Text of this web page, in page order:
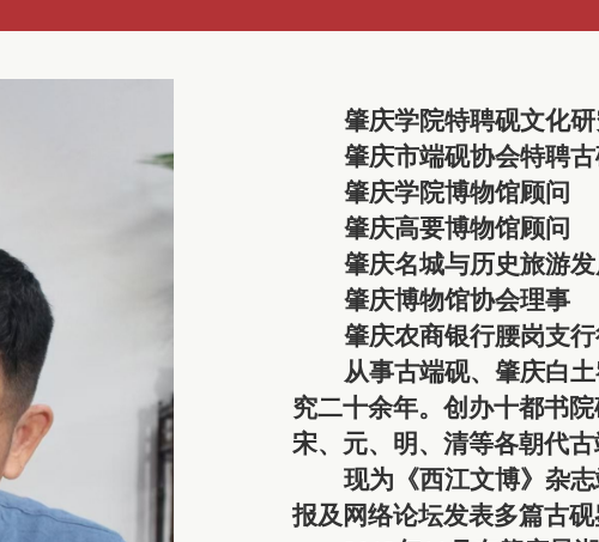
肇庆学院特聘砚文化
肇庆市端砚协会特聘
肇庆学院博物馆顾问
肇庆高要博物馆顾问
肇庆名城与历史旅游
肇庆博物馆协会理事
肇庆农商银行腰岗支
从事古端砚、肇庆白
究二十余年。创办十都书
宋、元、明、清等各朝代
现为《西江文博》杂
报及网络论坛发表多篇古砚